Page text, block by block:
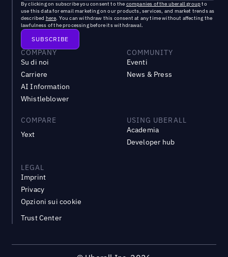
By clicking on subscribe you consent to the companies of the uberall groupto
use this data for email marketing on our products, services, and market trends as
described here. You can withdraw this consent at any time without affecting the
lawfulness of the processing before its withdrawal.
COMPANY
Su di noi
Carriere
AI Information
Whistleblower
COMMUNITY
Eventi
News & Press
COMPARE
Yext
USING UBERALL
Academia
Developer hub
LEGAL
Imprint
Privacy
Opzioni sui cookie
Trust Center